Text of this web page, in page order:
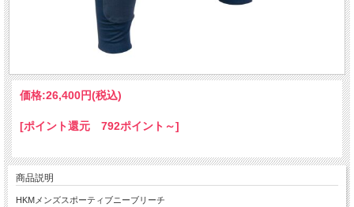
価格:26,400円(税込)
[ポイント還元 792ポイント～]
商品説明
HKMメンズスポーティブニーブリーチ